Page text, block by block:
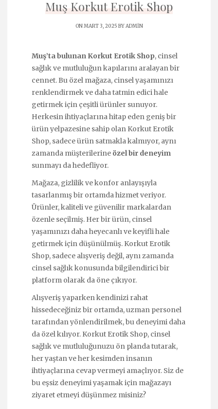
Muş Korkut Erotik Shop
ON MART 3, 2025 BYADMIN
Muş’ta bulunan Korkut Erotik Shop, cinsel
sağlık ve mutluluğun kapılarını aralayan bir
cennet. Bu özel mağaza, cinsel yaşamınızı
renklendirmek ve daha tatmin edici hale
getirmek için çeşitli ürünler sunuyor.
Herkesin ihtiyaçlarına hitap eden geniş bir
ürün yelpazesine sahip olan Korkut Erotik
Shop, sadece ürün satmakla kalmıyor, aynı
zamanda müşterilerine özel bir deneyim
sunmayı da hedefliyor.
Mağaza, gizlilik ve konfor anlayışıyla
tasarlanmış bir ortamda hizmet veriyor.
Ürünler, kaliteli ve güvenilir markalardan
özenle seçilmiş. Her bir ürün, cinsel
yaşamınızı daha heyecanlı ve keyifli hale
getirmek için düşünülmüş. Korkut Erotik
Shop, sadece alışveriş değil, aynı zamanda
cinsel sağlık konusunda bilgilendirici bir
platform olarak da öne çıkıyor.
Alışveriş yaparken kendinizi rahat
hissedeceğiniz bir ortamda, uzman personel
tarafından yönlendirilmek, bu deneyimi daha
da özel kılıyor. Korkut Erotik Shop, cinsel
sağlık ve mutluluğunuzu ön planda tutarak,
her yaştan ve her kesimden insanın
ihtiyaçlarına cevap vermeyi amaçlıyor. Siz de
bu eşsiz deneyimi yaşamak için mağazayı
ziyaret etmeyi düşünmez misiniz?